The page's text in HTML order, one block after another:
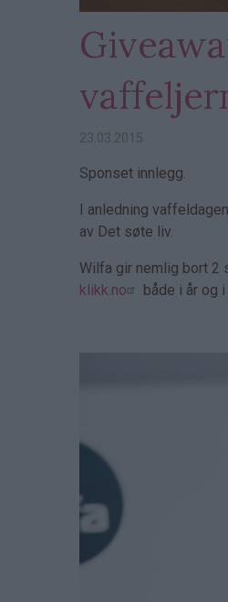
23.03.2015
Sponset innlegg.
I anledning
av Det søte liv.
Wilfa gir nemlig bort 2
klikk.no
både i år og i